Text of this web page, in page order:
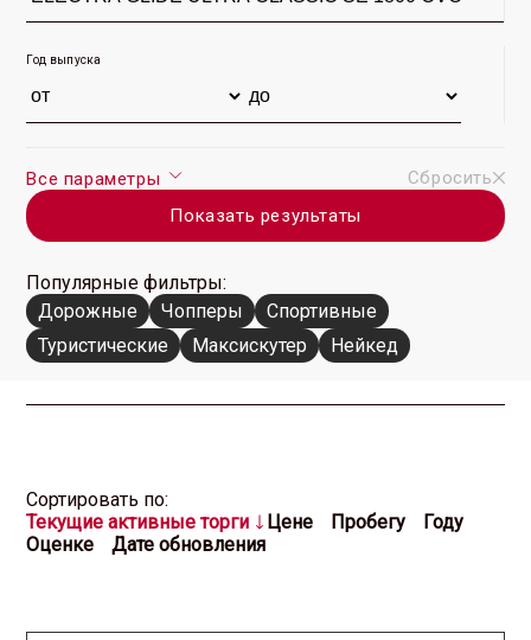
Год выпуска
Все параметры
Сбросить
Показать результаты
Популярные фильтры:
Дорожные
Чопперы
Спортивные
Туристические
Максискутер Нейкед
Cортировать по:
Текущие активные торги
Цене Пробегу
Году
Оценке
Дате обновления